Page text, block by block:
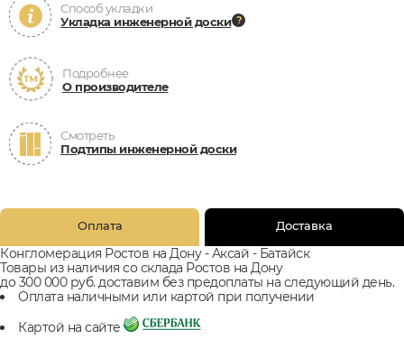
Способ укладки
Укладка инженерной доски
Подробнее
О производителе
Смотреть
Подтипы инженерной доски
Оплата Доставка
Конгломерация Ростов на Дону - Аксай - Батайск
Товары из наличия со склада Ростов на Дону
до 300 000 руб. доставим без предоплаты на следующий день.
Оплата наличными или картой при получении
Картой на сайте